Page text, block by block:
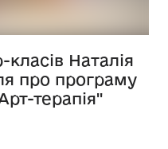
Наталія
про програму
терапія"